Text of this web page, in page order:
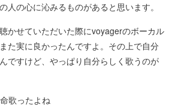
人の心に沁みるものがあると思います。
かせていただいた際にvoyagerのボーカル
た実に良かったんですよ。その上で自分
ですけど、やっぱり自分らしく歌うのが
歌ったよね